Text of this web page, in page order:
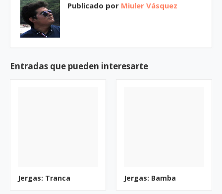
Publicado por Miuler Vásquez
Entradas que pueden interesarte
Jergas: Tranca Jergas: Bamba